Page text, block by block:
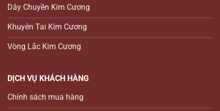
Dây Chuyền Kim Cương
Khuyên Tai Kim Cương
Vòng Lắc Kim Cương
DỊCH VỤ KHÁCH HÀNG
Chính sách mua hàng